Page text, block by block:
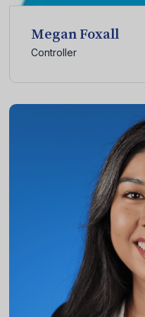
Megan Foxall
Controller